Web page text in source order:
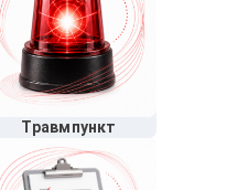
Травмпункт